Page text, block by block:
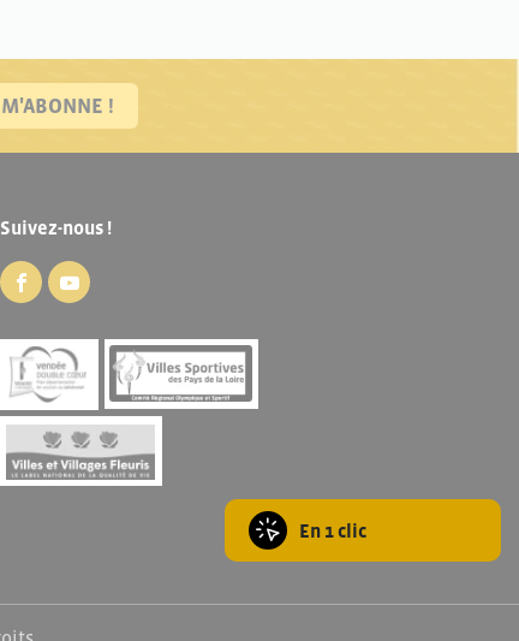
En 1 clic
M'ABONNE !
Suivez-nous !